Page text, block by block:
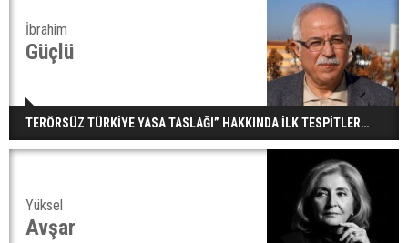
İbrahim
Güçlü
TERÖRSÜZ TÜRKİYE YASA TASLAĞI” HAKKINDA İLK TESPİTLER…
Yüksel
Avşar